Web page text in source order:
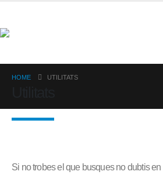
HOME UTILITATS
Si no trobes el que busques no dubtis en